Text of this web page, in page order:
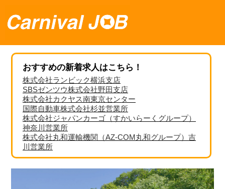
おすすめの新着求人はこちら！
株式会社ランビック横浜支店
SBSゼンツウ株式会社野田支店
株式会社カクヤス南東京センター
国際自動車株式会社杉並営業所
株式会社ジャパンカーゴ（すかいらーくグループ）
神奈川営業所
株式会社丸和運輸機関（AZ-COM丸和グループ）吉
川営業所